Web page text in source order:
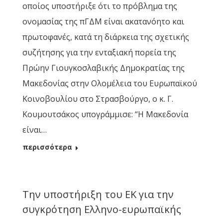
οποίος υποστήριξε ότι το πρόβλημα της
ονομασίας της πΓΔΜ είναι ακατανόητο και
πρωτοφανές, κατά τη διάρκεια της σχετικής
συζήτησης για την ενταξιακή πορεία της
Πρώην Γιουγκοσλαβικής Δημοκρατίας της
Μακεδονίας στην Ολομέλεια του Ευρωπαϊκού
Κοινοβουλίου στο Στρασβούργο, ο κ. Γ.
Κουμουτσάκος υπογράμμισε: “Η Μακεδονία
είναι…
περισσότερα
Την υποστήριξη του ΕΚ για την
συγκρότηση Ελληνο-ευρωπαϊκής